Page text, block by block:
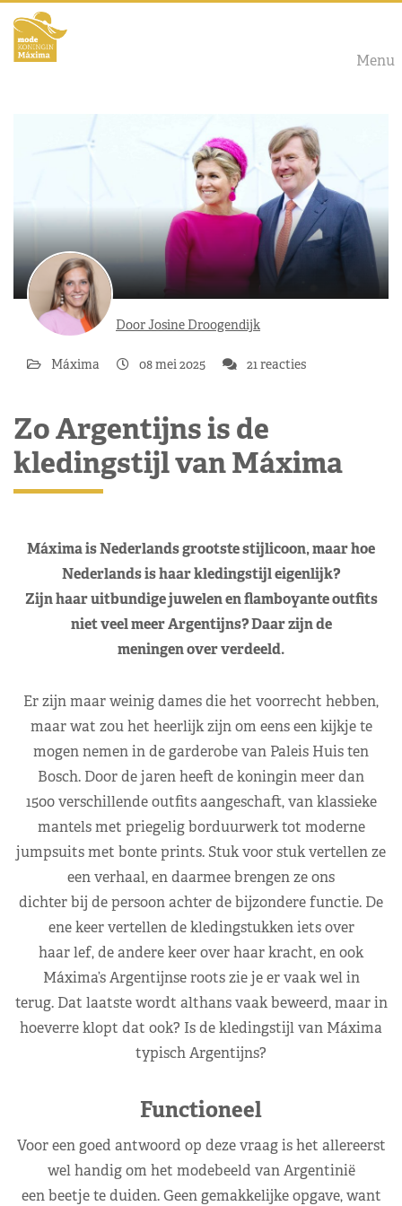
Menu
Door Josine Droogendijk
Máxima 08 mei 2025 21 reacties
Zo Argentijns is de
kledingstijl van Máxima
Máxima is Nederlands grootste stijlicoon, maar hoe
Nederlands is haar kledingstijl eigenlijk?
Zijn haar uitbundige juwelen en flamboyante outfits
niet veel meer Argentijns? Daar zijn de
meningen over verdeeld.
Er zijn maar weinig dames die het voorrecht hebben,
maar wat zou het heerlijk zijn om eens een kijkje te
mogen nemen in de garderobe van Paleis Huis ten
Bosch. Door de jaren heeft de koningin meer dan
1500 verschillende outfits aangeschaft, van klassieke
mantels met priegelig borduurwerk tot moderne
jumpsuits met bonte prints. Stuk voor stuk vertellen ze
een verhaal, en daarmee brengen ze ons
dichter bij de persoon achter de bijzondere functie. De
ene keer vertellen de kledingstukken iets over
haar lef, de andere keer over haar kracht, en ook
Máxima’s Argentijnse roots zie je er vaak wel in
terug. Dat laatste wordt althans vaak beweerd, maar in
hoeverre klopt dat ook? Is de kledingstijl van Máxima
typisch Argentijns?
Functioneel
Voor een goed antwoord op deze vraag is het allereerst
wel handig om het modebeeld van Argentinië
een beetje te duiden. Geen gemakkelijke opgave, want